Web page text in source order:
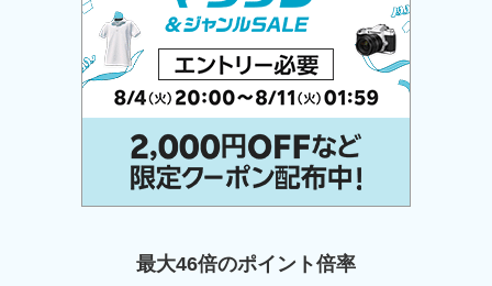
最大46倍のポイント倍率